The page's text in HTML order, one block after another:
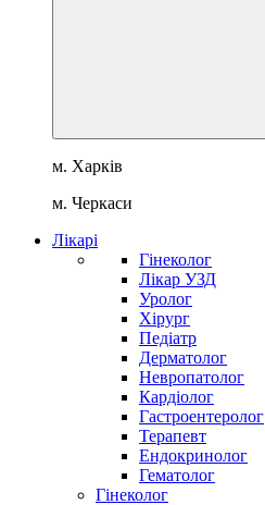
м. Харків
м. Черкаси
Лікарі
Гінеколог
Лікар УЗД
Уролог
Хірург
Педіатр
Дерматолог
Невропатолог
Кардіолог
Гастроентеролог
Терапевт
Ендокринолог
Гематолог
Гінеколог